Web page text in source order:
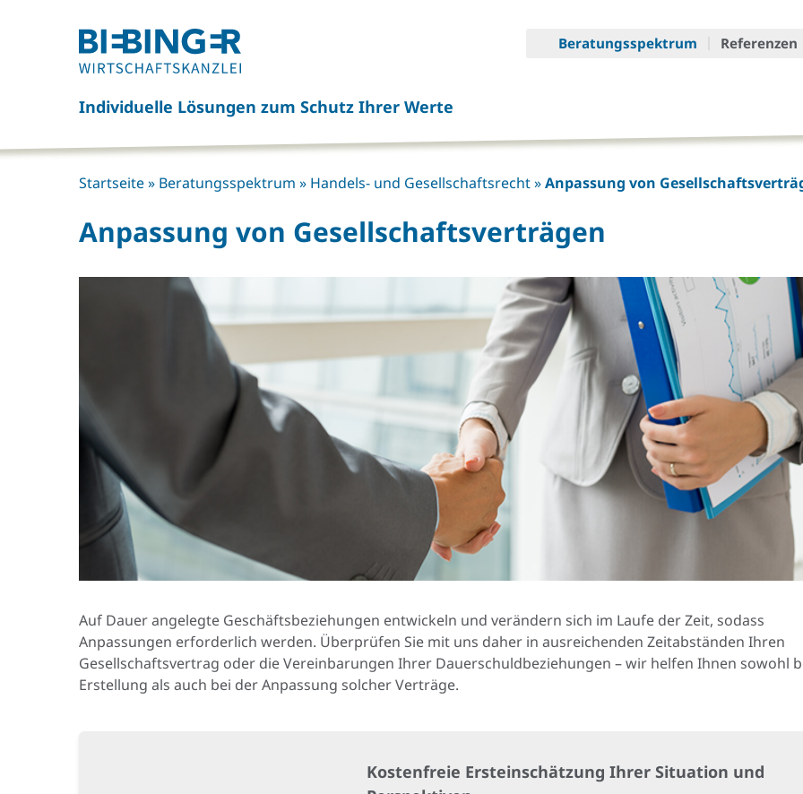
Click
here
go
to
Individuelle Lösungen zum Schutz Ihrer Werte
Beratungsspektrum Referenzen
Startseite» Beratungsspektrum » Handels- und Gesellschaftsrecht»Anpassung von
Anpassung von Gesellschaftsverträgen
Auf Dauer angelegte Geschäftsbeziehungen entwickeln und verändern sich im Laufe der Zeit, sodass
Anpassungen erforderlich werden. Überprüfen Sie mit uns daher in ausreichenden Zeitabständen Ihren
Gesellschaftsvertrag oder die Vereinbarungen Ihrer Dauerschuldbeziehungen – wir helfen Ihnen sowohl
Erstellung als auch bei der Anpassung solcher Verträge.
Kostenfreie Ersteinschätzung Ihrer Situation und